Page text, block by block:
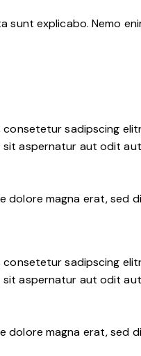
explicabo. Nemo
sadipscing
aspernatur aut odit
magna erat, sed
sadipscing
aspernatur aut odit
magna erat, sed